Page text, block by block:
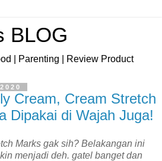
BLOG
| Parenting | Review Product
Cream, Cream Stretch
Dipakai di Wajah Juga!
Marks gak sih? Belakangan ini
menjadi deh. gatel banget dan